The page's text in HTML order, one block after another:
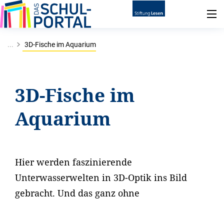
... 3D-Fische im Aquarium
3D-Fische im
Aquarium
Hier werden faszinierende
Unterwasserwelten in 3D-Optik ins Bild
gebracht. Und das ganz ohne